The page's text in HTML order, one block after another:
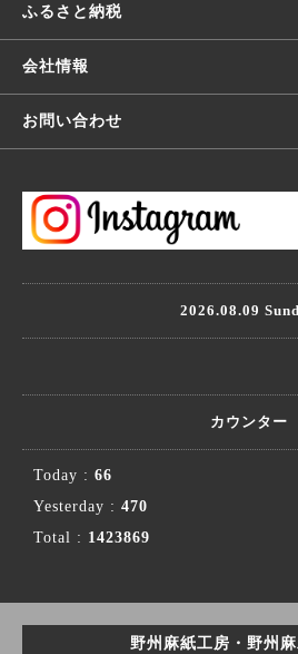
ふるさと納税
会社情報
お問い合わせ
2026.08.09
カウンター
Today : 66
Yesterday : 470
Total : 1423869
野州麻紙工房・野州